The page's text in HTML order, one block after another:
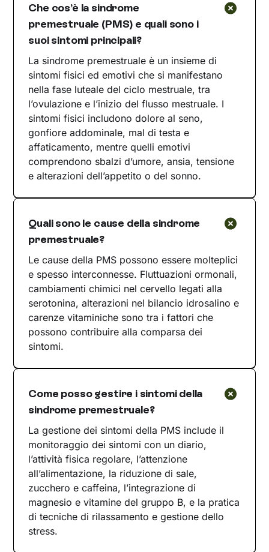
Che cos’è la sindrome
premestruale (PMS) e quali sono i
suoi sintomi principali?
La sindrome premestruale è un insieme di
sintomi fisici ed emotivi che si manifestano
nella fase luteale del ciclo mestruale, tra
l’ovulazione e l’inizio del flusso mestruale. I
sintomi fisici includono dolore al seno,
gonfiore addominale, mal di testa e
affaticamento, mentre quelli emotivi
comprendono sbalzi d’umore, ansia, tensione
e alterazioni dell’appetito o del sonno.
Quali sono le cause della sindrome
premestruale?
Le cause della PMS possono essere molteplici
e spesso interconnesse. Fluttuazioni ormonali,
cambiamenti chimici nel cervello legati alla
serotonina, alterazioni nel bilancio idrosalino e
carenze vitaminiche sono tra i fattori che
possono contribuire alla comparsa dei
sintomi.
Come posso gestire i sintomi della
sindrome premestruale?
La gestione dei sintomi della PMS include il
monitoraggio dei sintomi con un diario,
l’attività fisica regolare, l’attenzione
all’alimentazione, la riduzione di sale,
zucchero e caffeina, l’integrazione di
magnesio e vitamine del gruppo B, e la pratica
di tecniche di rilassamento e gestione dello
stress.